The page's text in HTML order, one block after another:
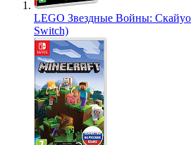
LEGO Звездные Войны:
Switch)